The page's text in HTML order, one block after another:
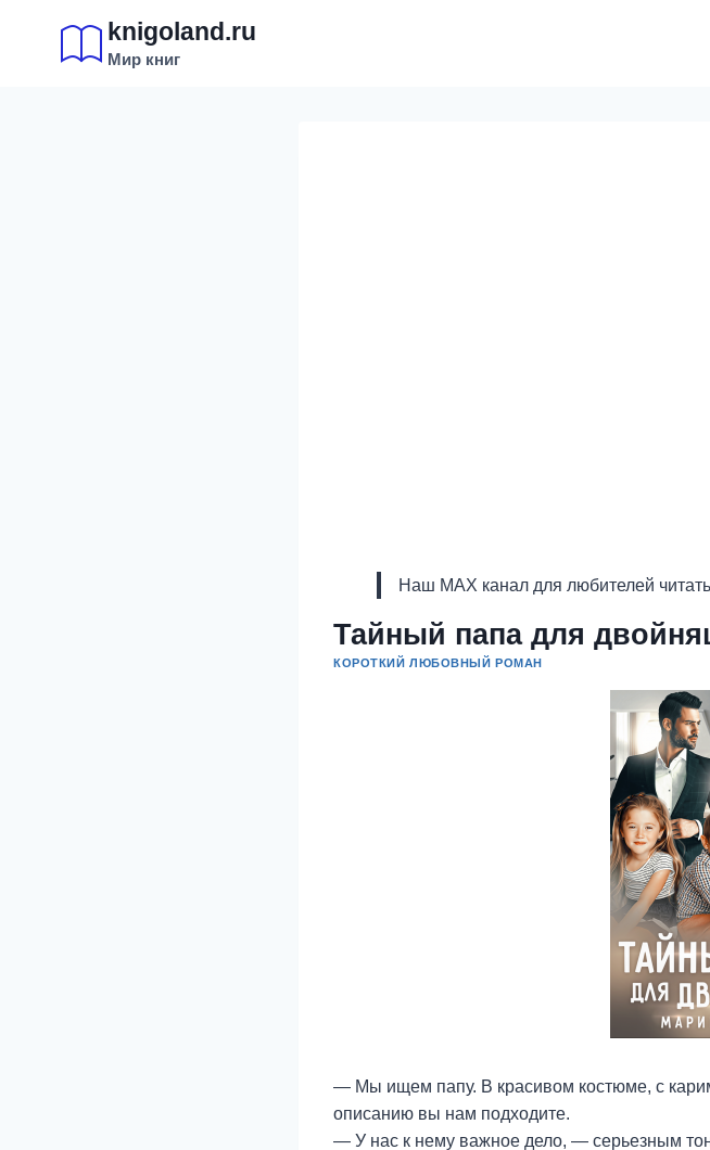
содержимому
knigoland.ru
Мир книг
Наш MAX канал для любителей
Тайный папа для
КОРОТКИЙ ЛЮБОВНЫЙ РОМАН
— Мы ищем папу. В красивом костюме, с
описанию вы нам подходите.
— У нас к нему важное дело, — серьезным